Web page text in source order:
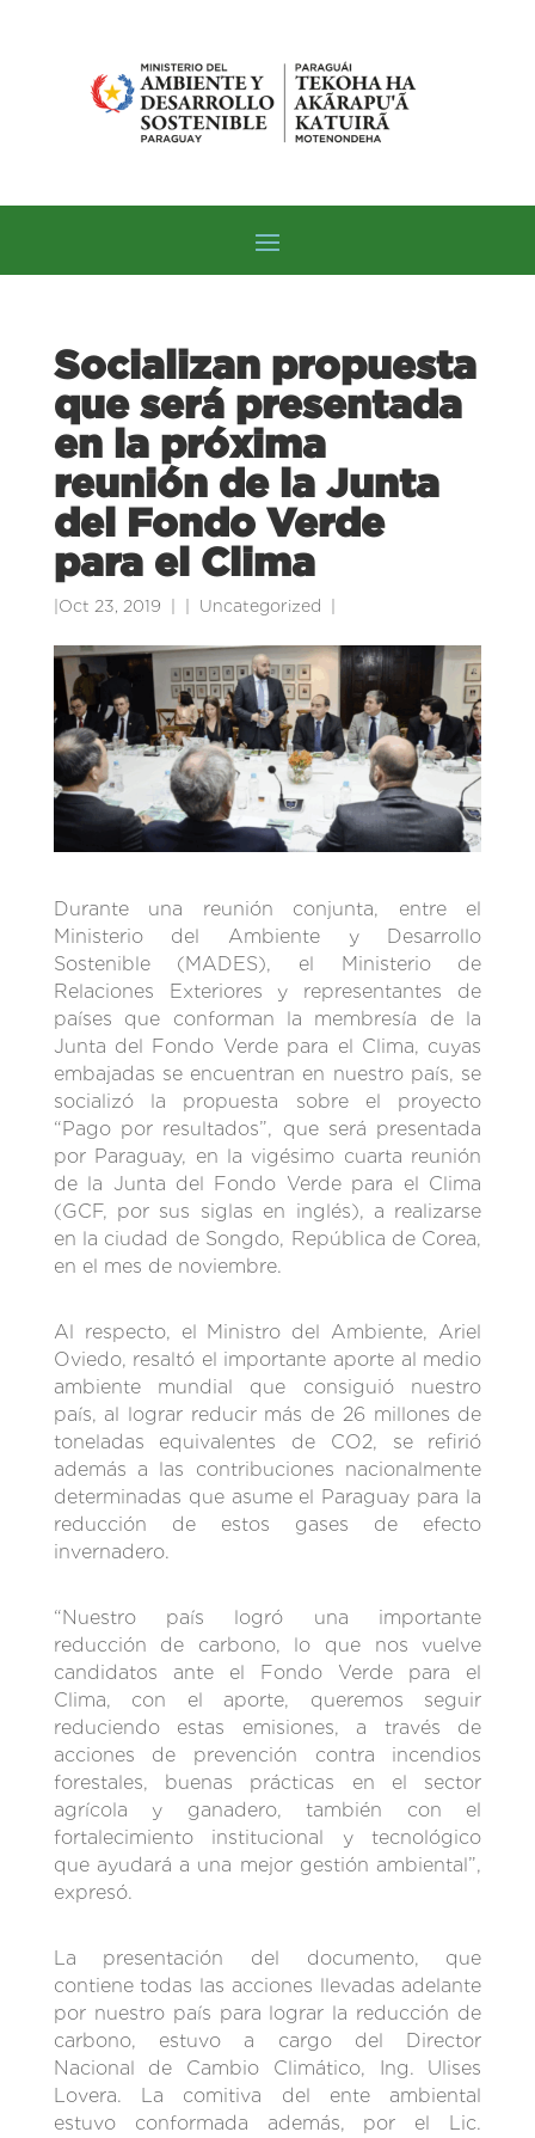
Socializan propuesta
que será presentada
en la próxima
reunión de la Junta
del Fondo Verde
para el Clima
Oct 23, 2019 Uncategorized
Durante una reunión conjunta, entre el
Ministerio del Ambiente y Desarrollo
Sostenible (MADES), el Ministerio de
Relaciones Exteriores y representantes de
países que conforman la membresía de la
Junta del Fondo Verde para el Clima, cuyas
embajadas se encuentran en nuestro país, se
socializó la propuesta sobre el proyecto
“Pago por resultados”, que será presentada
por Paraguay, en la vigésimo cuarta reunión
de la Junta del Fondo Verde para el Clima
(GCF, por sus siglas en inglés), a realizarse
en la ciudad de Songdo, República de Corea,
en el mes de noviembre.
Al respecto, el Ministro del Ambiente, Ariel
Oviedo, resaltó el importante aporte al medio
ambiente mundial que consiguió nuestro
país, al lograr reducir más de 26 millones de
toneladas equivalentes de CO2, se refirió
además a las contribuciones nacionalmente
determinadas que asume el Paraguay para la
reducción de estos gases de efecto
invernadero.
“Nuestro país logró una importante
reducción de carbono, lo que nos vuelve
candidatos ante el Fondo Verde para el
Clima, con el aporte, queremos seguir
reduciendo estas emisiones, a través de
acciones de prevención contra incendios
forestales, buenas prácticas en el sector
agrícola y ganadero, también con el
fortalecimiento institucional y tecnológico
que ayudará a una mejor gestión ambiental”,
expresó.
La presentación del documento, que
contiene todas las acciones llevadas adelante
por nuestro país para lograr la reducción de
carbono, estuvo a cargo del Director
Nacional de Cambio Climático, Ing. Ulises
Lovera. La comitiva del ente ambiental
estuvo conformada además, por el Lic.